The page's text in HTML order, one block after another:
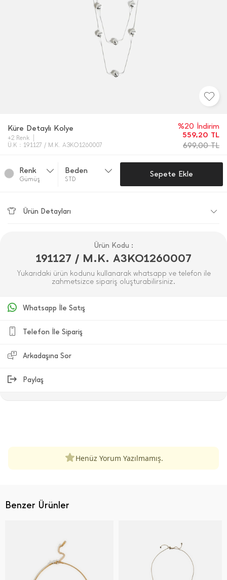
Küre Detaylı Kolye
+2 Renk
Ü.K : 191127 / M.K. A3KO1260007
%20 İndirim
559,20 TL
699,00TL
Renk
Gümüş
Beden
STD
Sepete Ekle
Ürün Detayları
Ürün Kodu :
191127 / M.K. A3KO1260007
Yukarıdaki ürün kodunu kullanarak whatsapp ve telefon ile
zahmetsizce sipariş oluşturabilirsiniz.
Whatsapp İle Satış
Telefon İle Sipariş
Arkadaşına Sor
Paylaş
Henüz Yorum Yazılmamış.
Benzer Ürünler